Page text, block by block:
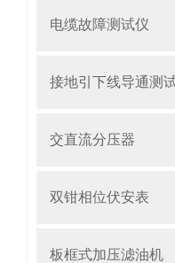
电缆故障测试仪
接地引下线导通测
交直流分压器
双钳相位伏安表
板框式加压滤油机